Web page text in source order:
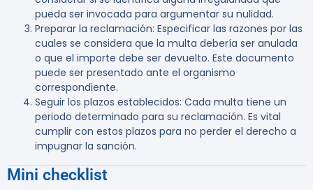
pueda ser invocada para argumentar su nulidad.
Preparar la reclamación: Especificar las razones por las
cuales se considera que la multa debería ser anulada
o que el importe debe ser devuelto. Este documento
puede ser presentado ante el organismo
correspondiente.
Seguir los plazos establecidos: Cada multa tiene un
periodo determinado para su reclamación. Es vital
cumplir con estos plazos para no perder el derecho a
impugnar la sanción.
Mini checklist